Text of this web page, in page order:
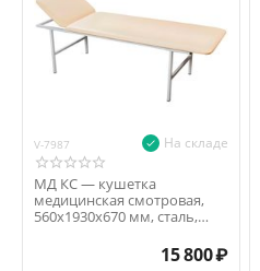
Промет (Россия)
V-7987 На складе
МД КС — кушетка
медицинская смотровая,
560x1930x670 мм, сталь,
15 800₽